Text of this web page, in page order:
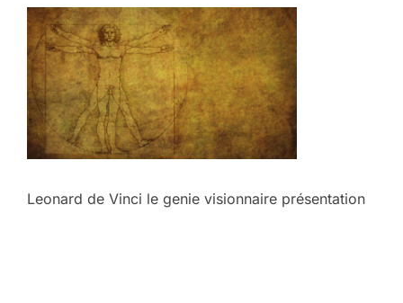
Leonard de Vinci le genie visionnaire présentation